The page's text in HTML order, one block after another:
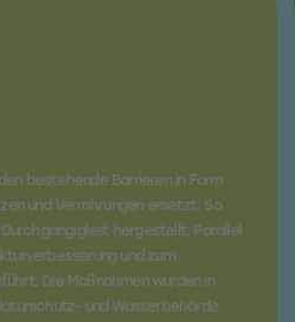
bestehende Barrieren in Form
und Verrohrungen ersetzt. So
hergestellt. Parallel
und zum
Die Maßnahmen wurden in
und Wasserbehörde